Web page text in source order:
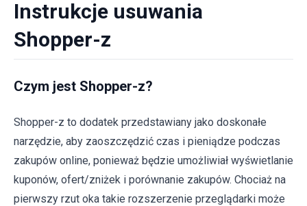
Instrukcje usuwania
Shopper-z
Czym jest Shopper-z?
Shopper-z to dodatek przedstawiany jako doskonałe
narzędzie, aby zaoszczędzić czas i pieniądze podczas
zakupów online, ponieważ będzie umożliwiał wyświetlanie
kuponów, ofert/zniżek i porównanie zakupów. Chociaż na
pierwszy rzut oka takie rozszerzenie przeglądarki może